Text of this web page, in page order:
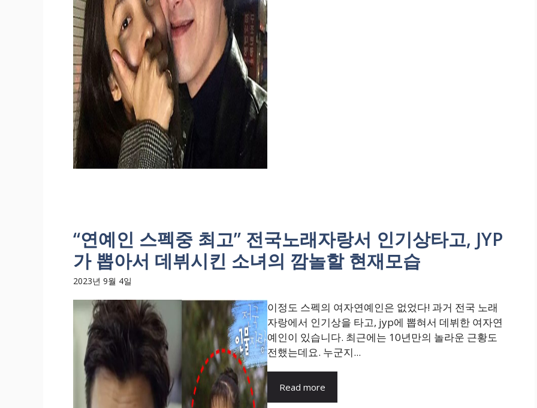
“연예인 스펙중 최고” 전국노래자랑서 인기상타고, JYP
가 뽑아서 데뷔시킨 소녀의 깜놀할 현재모습
2023년 9월 4일
이정도 스펙의 여자연예인은 없었다! 과거 전국 노래
자랑에서 인기상을 타고, jyp에 뽑혀서 데뷔한 여자연
예인이 있습니다. 최근에는 10년만의 놀라운 근황도
전했는데요. 누군지...
Read more